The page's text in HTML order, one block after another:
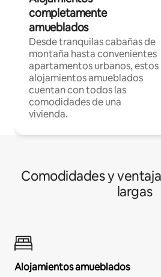
completamente
amueblados
Desde tranquilas cabañas de
montaña hasta convenientes
apartamentos urbanos, estos
alojamientos amueblados
cuentan con todos las
comodidades de una
vivienda.
Comodidades y
largas
Alojamientos amueblados